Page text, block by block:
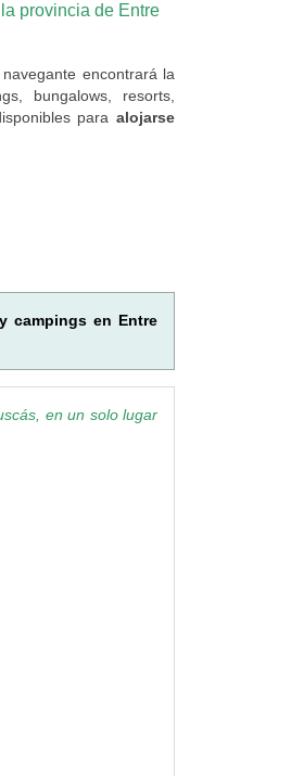
provincia de Entre
encontrará la
bungalows, resorts,
para alojarse
campings en Entre
en un solo lugar